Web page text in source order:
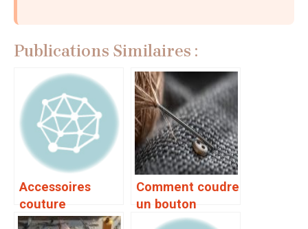
Publications Similaires :
Accessoires
couture
indispensables
Comment coudre
un bouton